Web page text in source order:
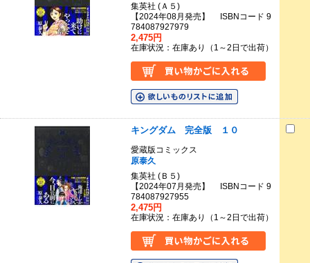
集英社 (Ａ５)
【2024年08月発売】 ISBNコード 9
784087927979
2,475円
在庫状況：在庫あり（1～2日で出荷）
キングダム 完全版 １０
愛蔵版コミックス
原泰久
集英社 (Ｂ５)
【2024年07月発売】 ISBNコード 9
784087927955
2,475円
在庫状況：在庫あり（1～2日で出荷）